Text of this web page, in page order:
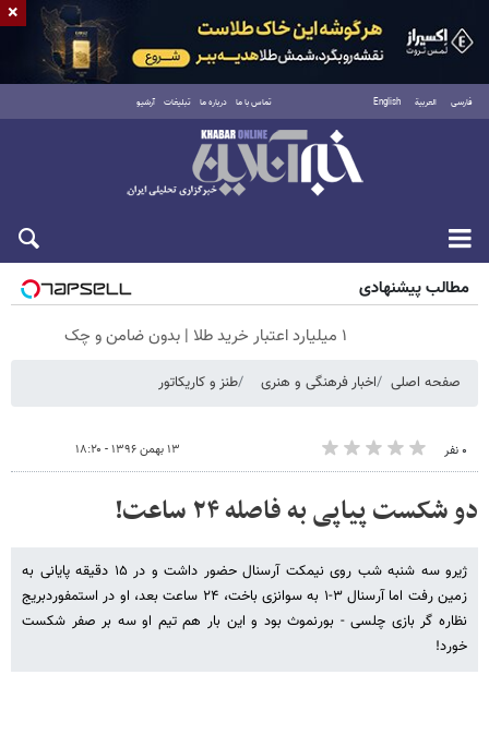
فارسی العربية English تماس با ما درباره ما تبلیغات آرشیو
جمعه ۱۶ مرداد ۱۴۰۵
مطالب پیشنهادی
۱ میلیارد اعتبار خرید طلا | بدون ضامن و چک
صفحه اصلی اخبار فرهنگی و هنری طنز و کاریکاتور
۰ نفر ۱۳ بهمن ۱۳۹۶ - ۱۸:۲۰
دو شکست پیاپی به فاصله ۲۴ ساعت!
ژیرو سه شنبه شب روی نیمکت آرسنال حضور داشت و در ۱۵ دقیقه پایانی به
زمین رفت اما آرسنال ۳-۱ به سوانزی باخت، ۲۴ ساعت بعد، او در استمفوردبریج
نظاره گر بازی چلسی - بورنموث بود و این بار هم تیم او سه بر صفر شکست
خورد!
×